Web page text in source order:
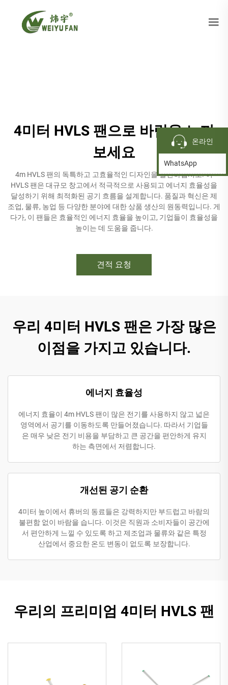
4미터 HVLS 팬으로 바람을 느껴
보세요
4m HVLS 팬의 독특하고 고효율적인 디자인을 발견하십시오. 이
HVLS 팬은 대규모 창고에서 적극적으로 사용되고 에너지 효율성을
달성하기 위해 최적화된 공기 흐름을 설계합니다. 품질과 혁신은 제
조업, 물류, 농업 등 다양한 분야에 대한 상품 생산의 원동력입니다. 게
다가, 이 팬들은 효율적인 에너지 효율을 높이고, 기업들이 효율성을
높이는 데 도움을 줍니다.
견적 요청
우리 4미터 HVLS 팬은 가장 많은
이점을 가지고 있습니다.
에너지 효율성
에너지 효율이 4m HVLS 팬이 많은 전기를 사용하지 않고 넓은
영역에서 공기를 이동하도록 만들어졌습니다. 따라서 기업들
은 매우 낮은 전기 비용을 부담하고 큰 공간을 편안하게 유지
하는 측면에서 저렴합니다.
개선된 공기 순환
4미터 높이에서 휴버의 동료들은 강력하지만 부드럽고 바람의
불편함 없이 바람을 습니다. 이것은 직원과 소비자들이 공간에
서 편안하게 느낄 수 있도록 하고 제조업과 물류와 같은 특정
산업에서 중요한 온도 변동이 없도록 보장합니다.
우리의 프리미엄 4미터 HVLS 팬
온라인
WhatsApp